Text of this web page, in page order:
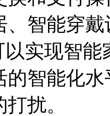
、智能穿
以实现智
的智能化
扰。